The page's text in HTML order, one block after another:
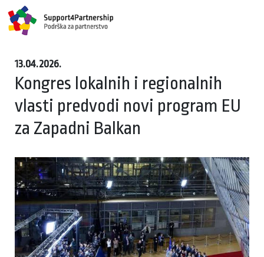
13.04.2026.
Kongres lokalnih i regionalnih
vlasti predvodi novi program EU
za Zapadni Balkan